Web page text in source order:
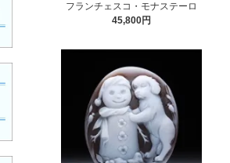
フランチェスコ・モナステーロ
45,800円